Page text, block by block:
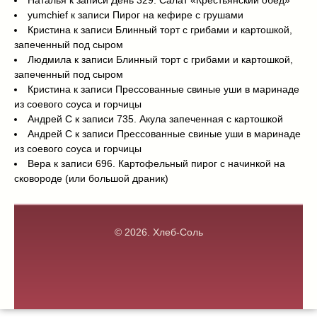
yumchief к записи Пирог на кефире с грушами
Кристина к записи Блинный торт с грибами и картошкой,
запеченный под сыром
Людмила к записи Блинный торт с грибами и картошкой,
запеченный под сыром
Кристина к записи Прессованные свиные уши в маринаде
из соевого соуса и горчицы
Андрей С к записи 735. Акула запеченная с картошкой
Андрей С к записи Прессованные свиные уши в маринаде
из соевого соуса и горчицы
Вера к записи 696. Картофельный пирог с начинкой на
сковороде (или большой драник)
© 2026. Хлеб-Соль